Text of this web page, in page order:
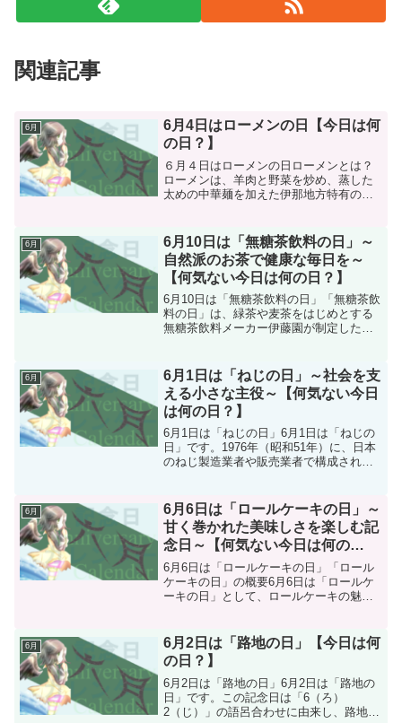
関連記事
6月
6月4日はローメンの日【今日は何
の日？】
６月４日はローメンの日ローメンとは？
ローメンは、羊肉と野菜を炒め、蒸した
太めの中華麺を加えた伊那地方特有の麺
きそばとも異なる独特の風味が楽しめま
す。ローメンには「スープ...
6月
6月10日は「無糖茶飲料の日」～
自然派のお茶で健康な毎日を～
【何気ない今日は何の日？】
6月10日は「無糖茶飲料の日」「無糖茶飲
料の日」は、緑茶や麦茶をはじめとする
無糖茶飲料メーカー伊藤園が制定した記
した。健康志向の高まりを背景に、無糖
茶飲料の魅力を広くP...
6月
6月1日は「ねじの日」～社会を支
える小さな主役～【何気ない今日
は何の日？】
6月1日は「ねじの日」6月1日は「ねじの
日」です。1976年（昭和51年）に、日本
のねじ製造業者や販売業者で構成される
じ」の重要性を広く知ってもらうことを
目的としていま...
6月
6月6日は「ロールケーキの日」～
甘く巻かれた美味しさを楽しむ記
念日～【何気ない今日は何の
日？】
6月6日は「ロールケーキの日」「ロール
ケーキの日」の概要6月6日は「ロールケ
ーキの日」として、ロールケーキの魅力
ケーキ研究会」（現：「6月6日はロール
ケーキの日実行委員...
6月
6月2日は「路地の日」【今日は何
の日？】
6月2日は「路地の日」6月2日は「路地の
日」です。この記念日は「6（ろ）
2（じ）」の語呂合わせに由来し、路地の